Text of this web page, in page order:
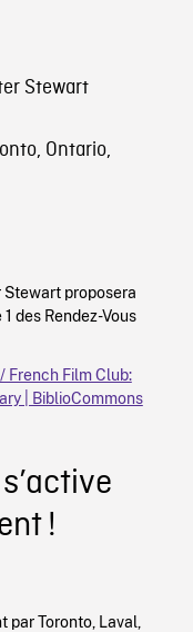
Stewart
Ontario,
Stewart proposera
des Rendez-Vous
French Film Club:
| BiblioCommons
!
par Toronto, Laval,